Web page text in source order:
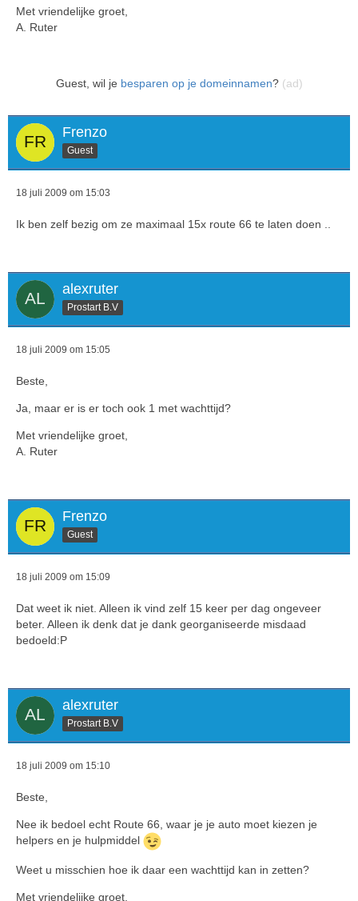
Met vriendelijke groet,
A. Ruter
Guest, wil je besparen op je domeinnamen? (ad)
Frenzo
Guest
18 juli 2009 om 15:03
Ik ben zelf bezig om ze maximaal 15x route 66 te laten doen ..
alexruter
Prostart B.V
18 juli 2009 om 15:05
Beste,
Ja, maar er is er toch ook 1 met wachttijd?
Met vriendelijke groet,
A. Ruter
Frenzo
Guest
18 juli 2009 om 15:09
Dat weet ik niet. Alleen ik vind zelf 15 keer per dag ongeveer
beter. Alleen ik denk dat je dank georganiseerde misdaad
bedoeld:P
alexruter
Prostart B.V
18 juli 2009 om 15:10
Beste,
Nee ik bedoel echt Route 66, waar je je auto moet kiezen je
helpers en je hulpmiddel
Weet u misschien hoe ik daar een wachttijd kan in zetten?
Met vriendelijke groet,